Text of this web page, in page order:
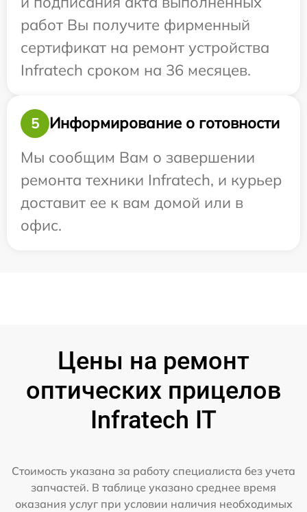
работ Вы получите фирменный
сертификат на ремонт устройства
Infratech сроком на 36 месяцев.
5
Информирование о готовности
Мы сообщим Вам о завершении
ремонта техники Infratech, и курьер
доставит ее к вам домой или в
офис.
Цены на ремонт
оптических прицелов
Infratech IT
Стоимость указана за работу специалиста без учета
запчастей. В таблице указано среднее время
оказания услуг при условии наличия необходимых